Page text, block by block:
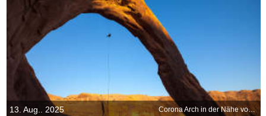
13. Aug.. 2025 Corona Arch in der Nähe von Moab, Utah, USA